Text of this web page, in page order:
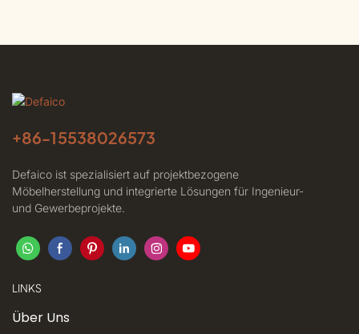
+86-15538026573
Defaico ist spezialisiert auf projektbezogene
Möbelherstellung und integrierte Lösungen für Ingenieur-
und Gewerbeprojekte.
LINKS
Über Uns